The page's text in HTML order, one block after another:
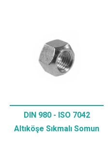
DIN 980 - ISO 7042
Altıköşe Sıkmalı Somun